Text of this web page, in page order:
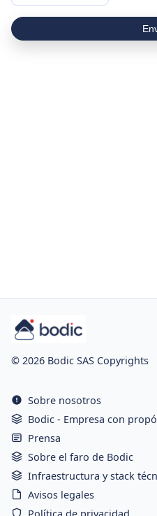
© 2026 Bodic SAS Copyrights
Sobre nosotros
Bodic - Empresa con
Prensa
Sobre el faro de Bodic
Infraestructura y stack
Avisos legales